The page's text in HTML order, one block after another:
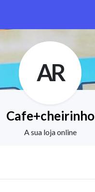
AR
Cafe+cheirinho
A sua loja online